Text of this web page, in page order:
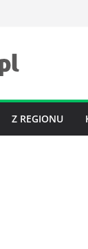
Z REGIONU